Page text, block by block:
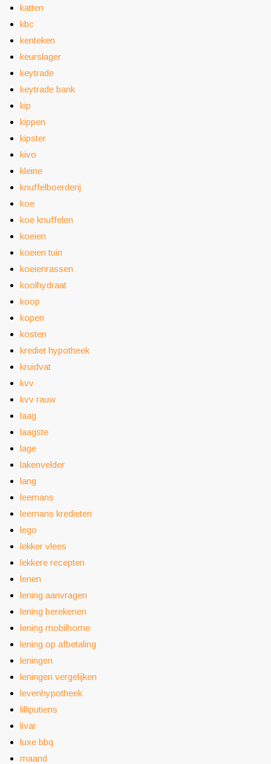
katten
kbc
kenteken
keurslager
keytrade
keytrade bank
kip
kippen
kipster
kivo
kleine
knuffelboerderij
koe
koe knuffelen
koeien
koeien tuin
koeienrassen
koolhydraat
koop
kopen
kosten
krediet hypotheek
kruidvat
kvv
kvv rauw
laag
laagste
lage
lakenvelder
lang
leemans
leemans kredieten
lego
lekker vlees
lekkere recepten
lenen
lening aanvragen
lening berekenen
lening mobilhome
lening op afbetaling
leningen
leningen vergelijken
levenhypotheek
lilliputiens
livar
luxe bbq
maand